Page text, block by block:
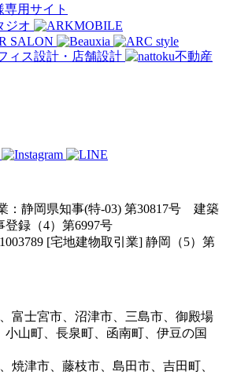
：静岡県知事(特-03) 第30817号 建築
録（4）第6997号
[宅地建物取引業] 静岡（5）第
富士宮市、沼津市、三島市、御殿場
山町、長泉町、函南町、伊豆の国
焼津市、藤枝市、島田市、吉田町、